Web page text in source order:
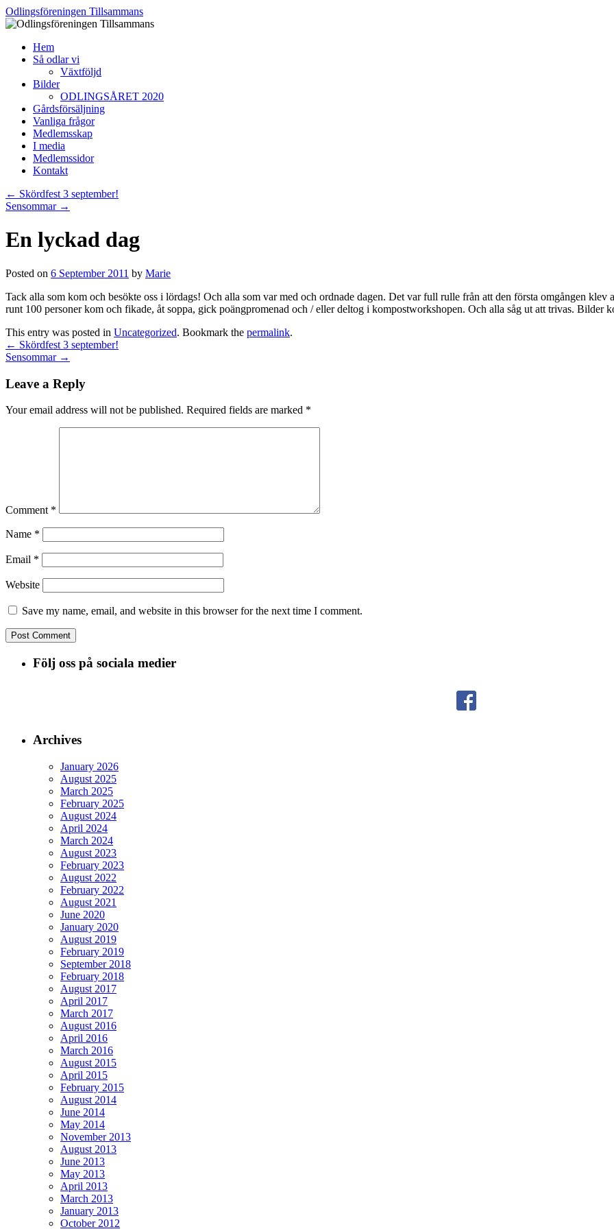
Skip
to
Odlingsföreningen Tillsammans
Hem
Så odlar vi
Växtföljd
Bilder
ODLINGSÅRET 2020
Gårdsförsäljning
Vanliga frågor
Medlemsskap
I media
Medlemssidor
Kontakt
← Skördfest 3 september!
Sensommar →
En lyckad dag
Posted on 6 September 2011 by Marie
Tack alla som kom och besökte oss i lördags! Och alla som var med och ordnade dagen. Det var full rulle från att den första omgången
runt 100 personer kom och fikade, åt soppa, gick poängpromenad och / eller deltog i kompostworkshopen. Och alla såg ut att trivas. Bilder
This entry was posted in Uncategorized. Bookmark the permalink.
← Skördfest 3 september!
Sensommar →
Leave a Reply
Your email address will not be published. Required fields are marked *
Comment *
Name *
Email *
Website
Save my name, email, and website in this browser for the next time I comment.
Följ oss på sociala medier
Archives
January 2026
August 2025
March 2025
February 2025
August 2024
April 2024
March 2024
August 2023
February 2023
August 2022
February 2022
August 2021
June 2020
January 2020
August 2019
February 2019
September 2018
February 2018
August 2017
April 2017
March 2017
August 2016
April 2016
March 2016
August 2015
April 2015
February 2015
August 2014
June 2014
May 2014
November 2013
August 2013
June 2013
May 2013
April 2013
March 2013
January 2013
October 2012